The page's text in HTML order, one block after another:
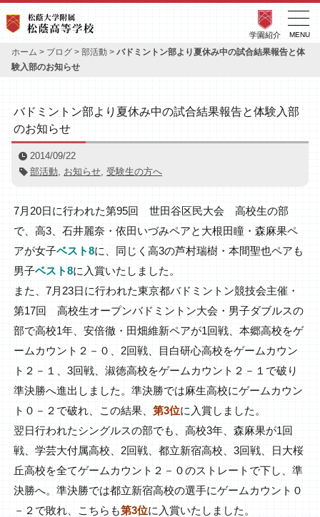
学園紹介
ホーム > ブログ > 部活動 > バドミントン部より夏休み中の試合結果報告と体
験入部のお知らせ
バドミントン部より夏休み中の試合結果報告と体験入部
のお知らせ
2014/09/22
部活動, お知らせ, 受験生の方へ
7月20日に行われた第95回 世田谷区民大会 高校生の部
で、高3、石井麗奈・依田いづみペアと大根田瞳・森麻果ペ
アが女子ベスト8に、同じく高3の芦村瑞樹・本間聖也ペアも
男子ベスト8に入賞いたしました。
また、7月23日に行われた東京都バドミントン競技会主催・
第17回 高校生オープンバドミントン大会・男子ダブルスの
部で高校1年、安倍徹・田畑維新ペアが1回戦、本郷高校をゲ
ームカウント２－０、2回戦、目白研心高校をゲームカウン
ト２－１、3回戦、淑徳高校をゲームカウント２－１で破り
準決勝へ進出しました。準決勝では麻生高校にゲームカウン
ト０－２で破れ、この結果、 第3位に入賞しました。
翌日行われたシングルスの部でも、高校3年、森麻果が1回
戦、学芸大付属高校、2回戦、都立新宿高校、3回戦、日大桜
丘高校を全てゲームカウント２－０のストレートで下し、準
決勝へ。準決勝では都立新宿高校の選手にゲームカウント０
－２で敗れ、こちらも第3位に入賞いたしました。
MENU